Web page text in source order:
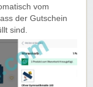
vom
der Gutschein
sind.